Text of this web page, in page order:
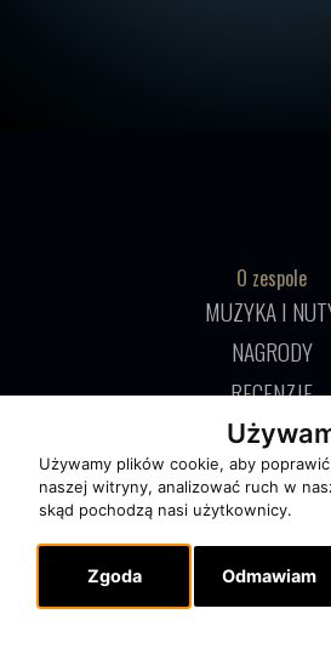
Używamy plików cookie, aby
naszej witryny, analizować ruch w
skąd pochodzą nasi użytkownicy.
Zgoda Odmawiam
O zespole
MUZYKA I
NAGRODY
RECENZJE
Pomoc
KONTAKT
POLITYKA
Dla